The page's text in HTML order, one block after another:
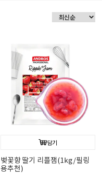
담기
벚꽃향 딸기 리플잼(1kg/필링
용추천)